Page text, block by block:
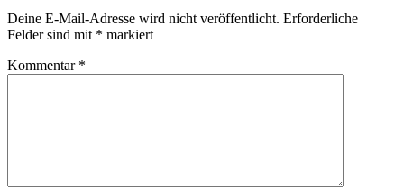
Deine E-Mail-Adresse wird nicht veröffentlicht. Erforderliche
Felder sind mit * markiert
Kommentar *